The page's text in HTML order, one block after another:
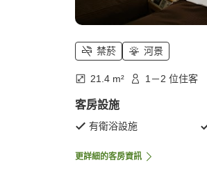
禁菸 河景
21.4 m² 1－2 位住客
客房設施
有衛浴設施
更詳細的客房資訊